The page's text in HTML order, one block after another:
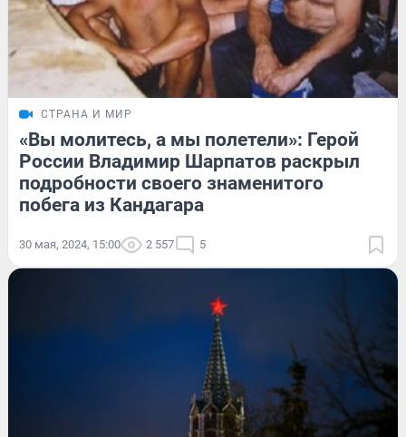
СТРАНА И МИР
«Вы молитесь, а мы полетели»: Герой
России Владимир Шарпатов раскрыл
подробности своего знаменитого
побега из Кандагара
30 мая, 2024, 15:00 2 557 5